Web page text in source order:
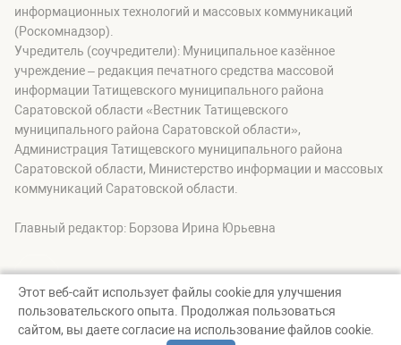
информационных технологий и массовых коммуникаций
(Роскомнадзор).
Учредитель (соучредители): Муниципальное казённое
учреждение – редакция печатного средства массовой
информации Татищевского муниципального района
Саратовской области «Вестник Татищевского
муниципального района Саратовской области»,
Администрация Татищевского муниципального района
Саратовской области, Министерство информации и массовых
коммуникаций Саратовской области.
Главный редактор: Борзова Ирина Юрьевна
© Вестник Татищевского муниципального района, 2026
Создание сайта — nopreset
Этот веб-сайт использует файлы cookie для улучшения
пользовательского опыта. Продолжая пользоваться
сайтом, вы даете согласие на использование файлов cookie.